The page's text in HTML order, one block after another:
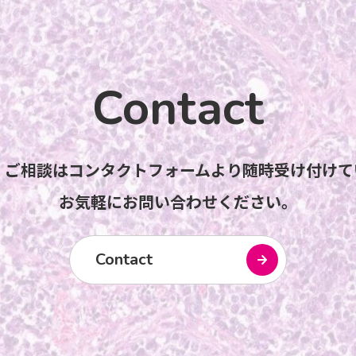
Contact
相談はコンタクトフォームより随時受け付け
お気軽にお問い合わせください。
Contact